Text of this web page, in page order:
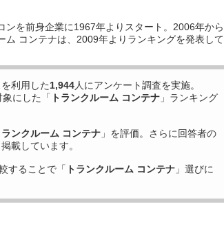
ンを前身企業に1967年よりスタート。2006年から
ム コンテナは、2009年よりランキングを発表して
利用した1,944人にアンケート調査を実施。
象にした「 トランクルーム コンテナ 」ランキング
ランクルーム コンテナ 」を評価。さらに回答者の
載しています。
することで「 トランクルーム コンテナ 」選びに